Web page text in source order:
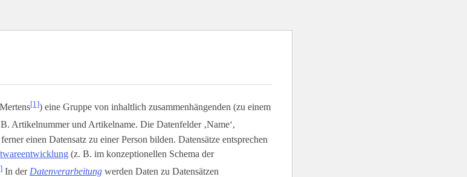
[1]) eine Gruppe von inhaltlich zusammenhängenden (zu einem
Artikelnummer und Artikelname. Die Datenfelder ‚Name‘,
einen Datensatz zu einer Person bilden. Datensätze entsprechen
(z. B. im konzeptionellen Schema der
In der Datenverarbeitung werden Daten zu Datensätzen